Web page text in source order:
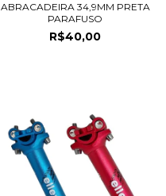
ABRACADEIRA 34,9MM PRETA
PARAFUSO
R$40,00